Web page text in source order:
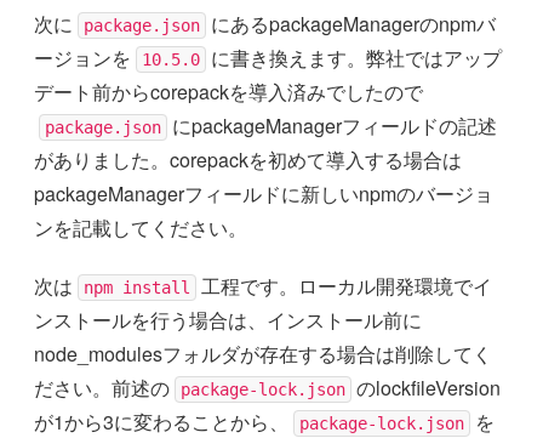
次に package.json
にあるpackageManagerのnpmバ
ージョンを
10.5.0
に書き換えます。弊社ではアップ
デート前からcorepackを導入済みでしたので
package.json
にpackageManagerフィールドの記述
がありました。corepackを初めて導入する場合は
packageManagerフィールドに新しいnpmのバージョ
ンを記載してください。
次は npm install
工程です。ローカル開発環境でイ
ンストールを行う場合は、インストール前に
node_modulesフォルダが存在する場合は削除してく
ださい。前述の
package-lock.json のlockfileVersion
が1から3に変わることから、
package-lock.json
を